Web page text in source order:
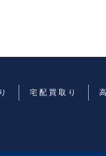
宅配買取り